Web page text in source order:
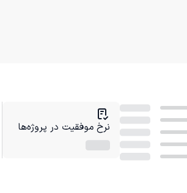
نرخ موفقیت در پروژه‌ها